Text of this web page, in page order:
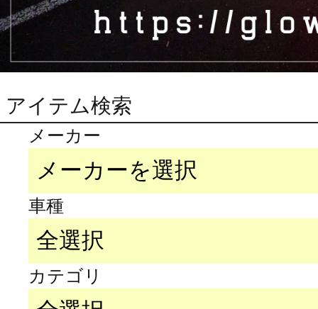
アイテム検索
メーカー
車種
カテゴリ